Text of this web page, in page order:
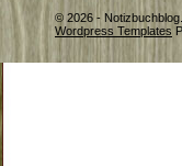
© 2026 -
Wordpress Templates